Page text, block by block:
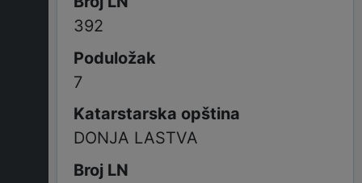
392
7
DONJA LASTVA